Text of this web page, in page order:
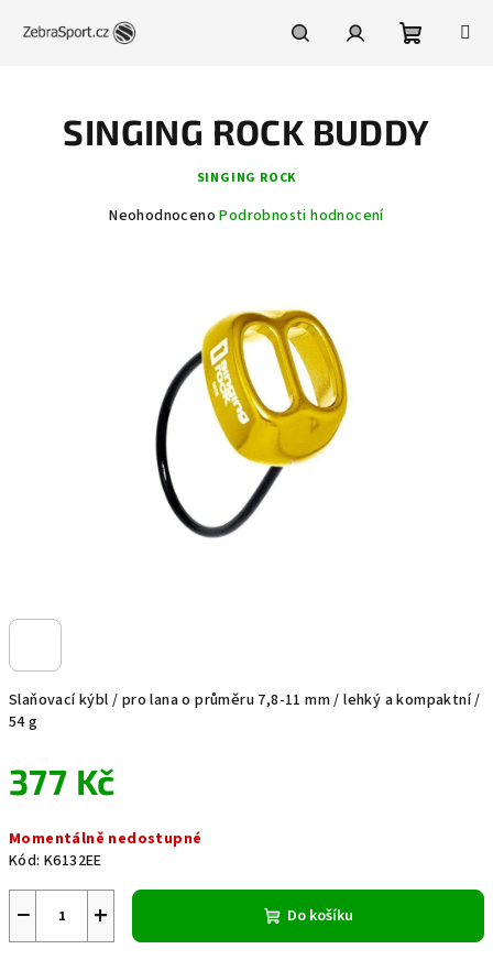
košík
Slaňovací kýbl / pro lana o průměru 7,8-11 mm / lehký a kompaktní /
54 g
377 Kč
cena:
Momentálně nedostupné
Kód: K6132EE
+
− Do košíku
SINGING ROCK BUDDY
SINGING ROCK
Průměrné
hvězdiček.
Neohodnoceno Podrobnosti hodnocení